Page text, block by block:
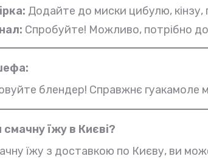
Додайте до миски цибулю, кінзу,
Спробуйте! Можливо, потрібно
блендер! Справжнє гуакамоле
їжу в Києві?
їжу з доставкою по Києву, ви